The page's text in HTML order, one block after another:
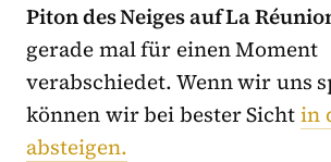
Piton des Neiges auf La
gerade mal für einen Moment
verabschiedet. Wenn wir uns
können wir bei bester Sichtin
absteigen.